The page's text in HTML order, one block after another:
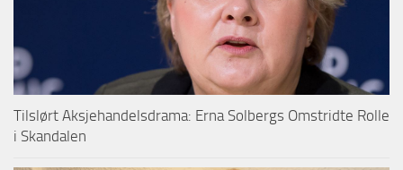
Tilslørt Aksjehandelsdrama: Erna Solbergs Omstridte Rolle
i Skandalen